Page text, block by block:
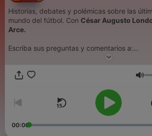
Historias, debates y polémicas sobre las
mundo del fútbol. Con César Augusto
Arce.
Escriba sus preguntas y comentarios a:
00:00